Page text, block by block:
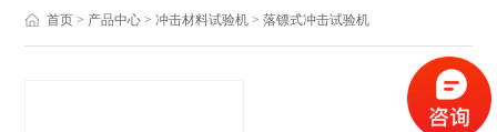
首页 > 产品中心 >冲击材料试验机 >落镖式冲击试验机